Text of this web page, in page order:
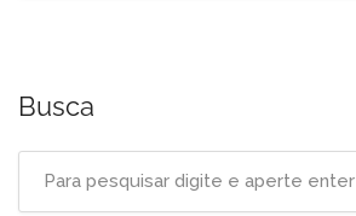
Busca